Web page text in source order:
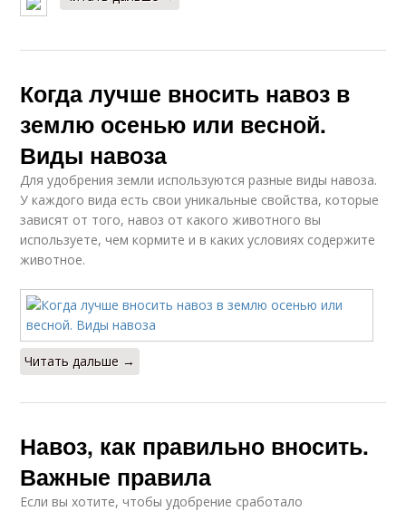
Когда лучше вносить навоз в
землю осенью или весной.
Виды навоза
Для удобрения земли используются разные виды навоза.
У каждого вида есть свои уникальные свойства, которые
зависят от того, навоз от какого животного вы
используете, чем кормите и в каких условиях содержите
животное.
Читать дальше →
Навоз, как правильно вносить.
Важные правила
Если вы хотите, чтобы удобрение сработало